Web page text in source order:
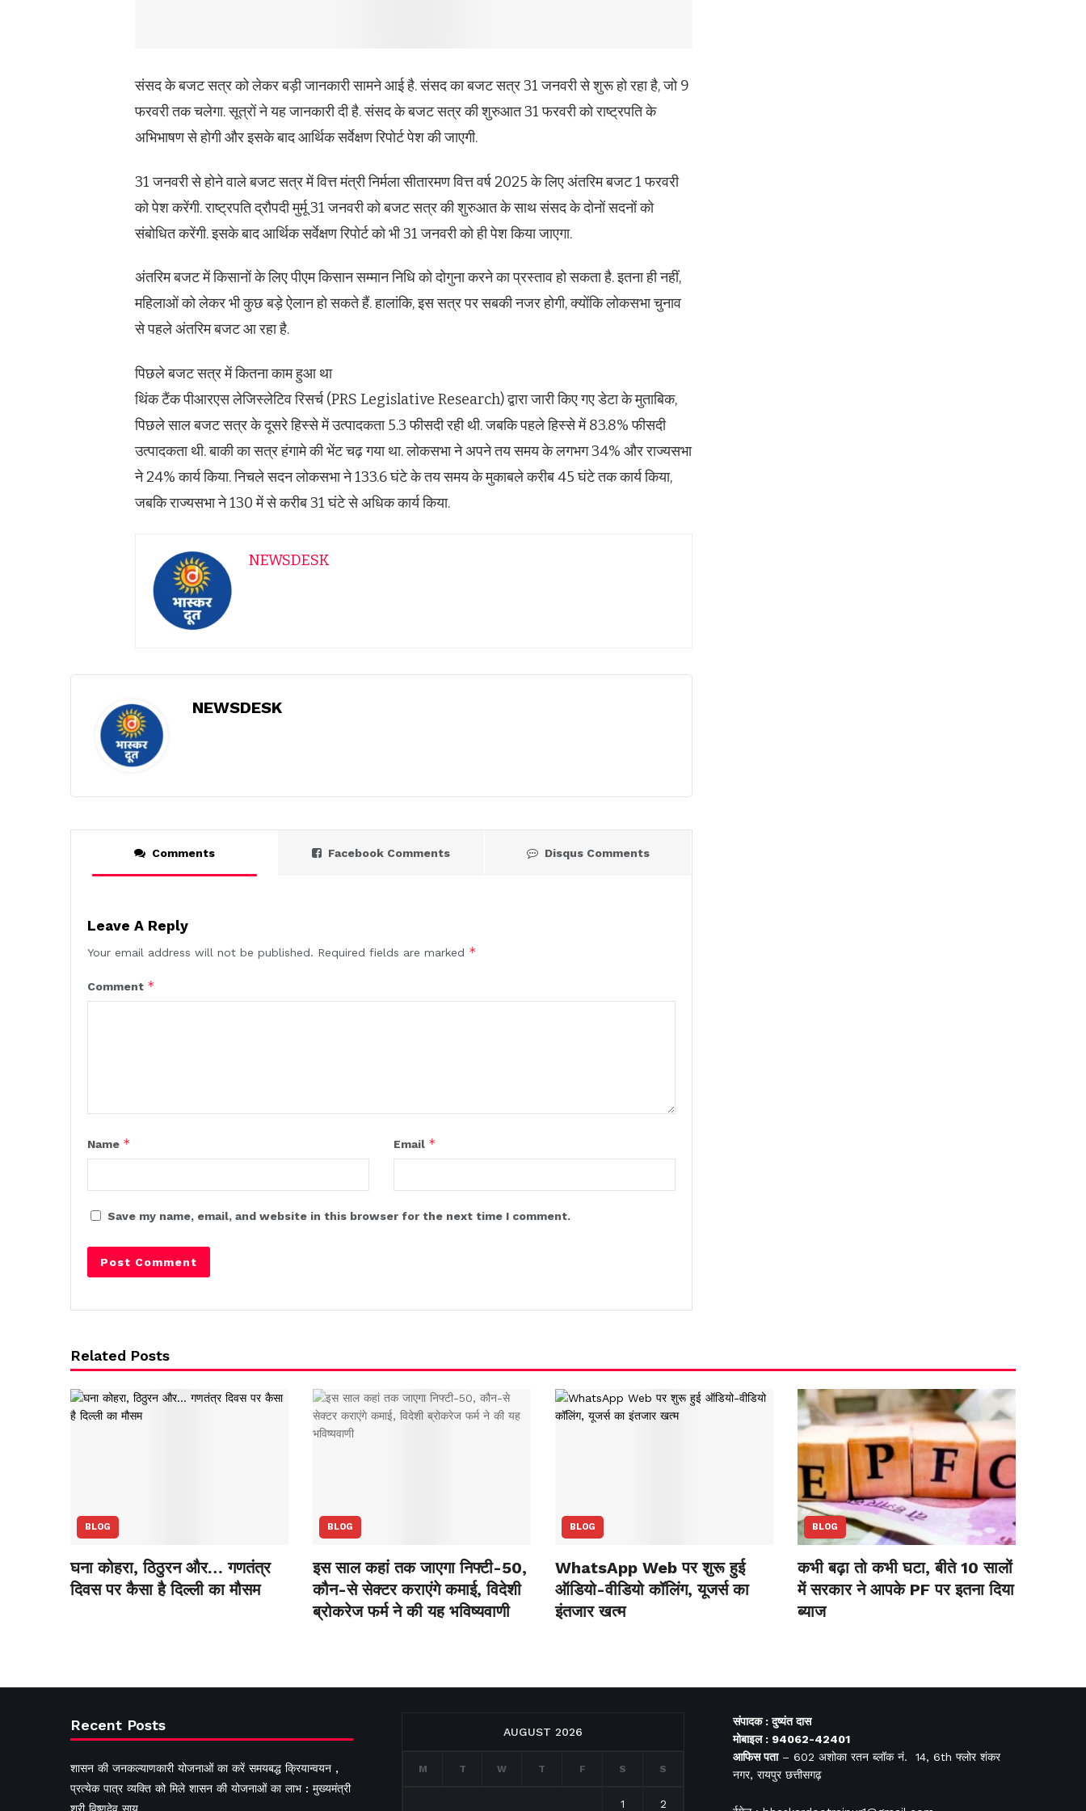
संसद के बजट सत्र को लेकर बड़ी जानकारी सामने आई है. संसद का बजट सत्र 31 जनवरी से शुरू हो रहा है, जो 9
फरवरी तक चलेगा. सूत्रों ने यह जानकारी दी है. संसद के बजट सत्र की शुरुआत 31 फरवरी को राष्ट्रपति के
अभिभाषण से होगी और इसके बाद आर्थिक सर्वेक्षण रिपोर्ट पेश की जाएगी.
31 जनवरी से होने वाले बजट सत्र में वित्त मंत्री निर्मला सीतारमण वित्त वर्ष 2025 के लिए अंतरिम बजट 1 फरवरी
को पेश करेंगी. राष्ट्रपति द्रौपदी मुर्मू 31 जनवरी को बजट सत्र की शुरुआत के साथ संसद के दोनों सदनों को
संबोधित करेंगी. इसके बाद आर्थिक सर्वेक्षण रिपोर्ट को भी 31 जनवरी को ही पेश किया जाएगा.
अंतरिम बजट में किसानों के लिए पीएम किसान सम्मान निधि को दोगुना करने का प्रस्ताव हो सकता है. इतना ही नहीं,
महिलाओं को लेकर भी कुछ बड़े ऐलान हो सकते हैं. हालांकि, इस सत्र पर सबकी नजर होगी, क्योंकि लोकसभा चुनाव
से पहले अंतरिम बजट आ रहा है.
पिछले बजट सत्र में कितना काम हुआ था
थिंक टैंक पीआरएस लेजिस्लेटिव रिसर्च (PRS Legislative Research) द्वारा जारी किए गए डेटा के मुताबिक,
पिछले साल बजट सत्र के दूसरे हिस्से में उत्पादकता 5.3 फीसदी रही थी. जबकि पहले हिस्से में 83.8% फीसदी
उत्पादकता थी. बाकी का सत्र हंगामे की भेंट चढ़ गया था. लोकसभा ने अपने तय समय के लगभग 34% और राज्यसभा
ने 24% कार्य किया. निचले सदन लोकसभा ने 133.6 घंटे के तय समय के मुकाबले करीब 45 घंटे तक कार्य किया,
जबकि राज्यसभा ने 130 में से करीब 31 घंटे से अधिक कार्य किया.
NEWSDESK
NEWSDESK
Comments Facebook Comments Disqus Comments
Leave A Reply
Your email address will not be published. Required fields are marked *
Comment *
Name * Email *
Save my name, email, and website in this browser for the next time I comment.
Related Posts
BLOG
घना कोहरा, ठिठुरन और… गणतंत्र
दिवस पर कैसा है दिल्ली का मौसम
BLOG
इस साल कहां तक जाएगा निफ्टी-50,
कौन-से सेक्‍टर कराएंगे कमाई, विदेशी
ब्रोकरेज फर्म ने की यह भविष्‍यवाणी
BLOG
WhatsApp Web पर शुरू हुई
ऑडियो-वीडियो कॉलिंग, यूजर्स का
इंतजार खत्म
BLOG
कभी बढ़ा तो कभी घटा, बीते 10 सालों
में सरकार ने आपके PF पर इतना दिया
ब्याज
Recent Posts
शासन की जनकल्याणकारी योजनाओं का करें समयबद्ध क्रियान्वयन ,
प्रत्येक पात्र व्यक्ति को मिले शासन की योजनाओं का लाभ : मुख्यमंत्री
श्री विष्णुदेव साय
AUGUST 2026
M T W T F S S
1 2
संपादक : दुष्यंत दास
मोबाइल : 94062-42401
आफिसपता– 602 अशोका रतन ब्लॉक नं. 14, 6th फ्लोर शंकर
नगर, रायपुर छत्तीसगढ़